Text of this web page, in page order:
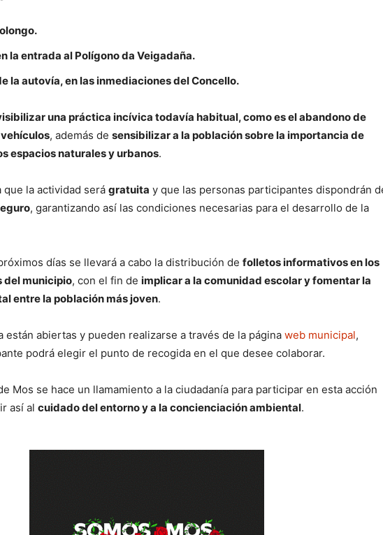
la entrada al Polígono da Veigadaña.
la autovía, en las inmediaciones del Concello.
una práctica incívica todavía habitual, como es el abandono de
, además de sensibilizar a la población sobre la importancia de
espacios naturales y urbanos.
que la actividad será gratuita y que las personas participantes dispondrán
, garantizando así las condiciones necesarias para el desarrollo de la
días se llevará a cabo la distribución de folletos informativos en los
del municipio, con el fin de implicar a la comunidad escolar y fomentar la
entre la población más joven.
están abiertas y pueden realizarse a través de la página web municipal,
podrá elegir el punto de recogida en el que desee colaborar.
Mos se hace un llamamiento a la ciudadanía para participar en esta acción
así al cuidado del entorno y a la concienciación ambiental.